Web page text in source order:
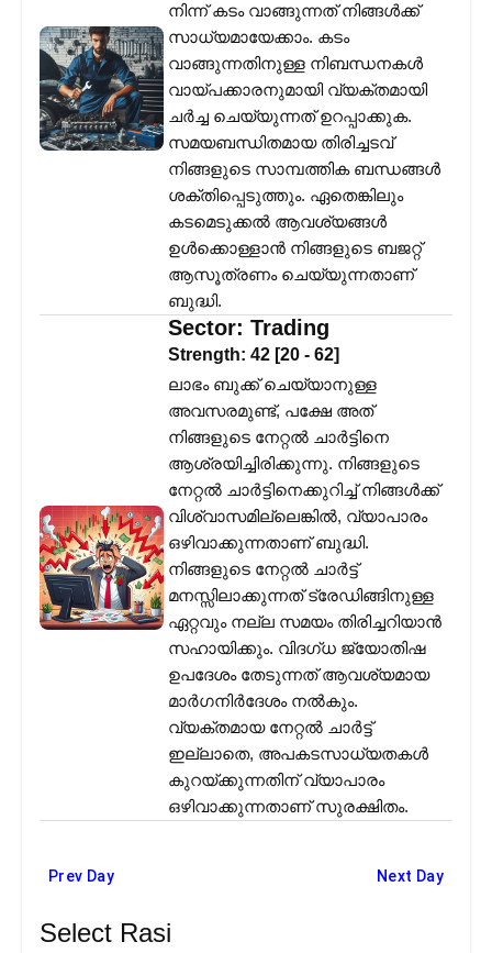
നിന്ന് കടം വാങ്ങുന്നത് നിങ്ങൾക്ക്
സാധ്യമായേക്കാം. കടം
വാങ്ങുന്നതിനുള്ള നിബന്ധനകൾ
വായ്പക്കാരനുമായി വ്യക്തമായി
ചർച്ച ചെയ്യുന്നത് ഉറപ്പാക്കുക.
സമയബന്ധിതമായ തിരിച്ചടവ്
നിങ്ങളുടെ സാമ്പത്തിക ബന്ധങ്ങൾ
ശക്തിപ്പെടുത്തും. ഏതെങ്കിലും
കടമെടുക്കൽ ആവശ്യങ്ങൾ
ഉൾക്കൊള്ളാൻ നിങ്ങളുടെ ബജറ്റ്
ആസൂത്രണം ചെയ്യുന്നതാണ്
ബുദ്ധി.
Sector: Trading
Strength: 42 [20 - 62]
ലാഭം ബുക്ക് ചെയ്യാനുള്ള
അവസരമുണ്ട്, പക്ഷേ അത്
നിങ്ങളുടെ നേറ്റൽ ചാർട്ടിനെ
ആശ്രയിച്ചിരിക്കുന്നു. നിങ്ങളുടെ
നേറ്റൽ ചാർട്ടിനെക്കുറിച്ച് നിങ്ങൾക്ക്
വിശ്വാസമില്ലെങ്കിൽ, വ്യാപാരം
ഒഴിവാക്കുന്നതാണ് ബുദ്ധി.
നിങ്ങളുടെ നേറ്റൽ ചാർട്ട്
മനസ്സിലാക്കുന്നത് ട്രേഡിങ്ങിനുള്ള
ഏറ്റവും നല്ല സമയം തിരിച്ചറിയാൻ
സഹായിക്കും. വിദഗ്ധ ജ്യോതിഷ
ഉപദേശം തേടുന്നത് ആവശ്യമായ
മാർഗനിർദേശം നൽകും.
വ്യക്തമായ നേറ്റൽ ചാർട്ട്
ഇല്ലാതെ, അപകടസാധ്യതകൾ
കുറയ്ക്കുന്നതിന് വ്യാപാരം
ഒഴിവാക്കുന്നതാണ് സുരക്ഷിതം.
Prev Day Next Day
Select Rasi